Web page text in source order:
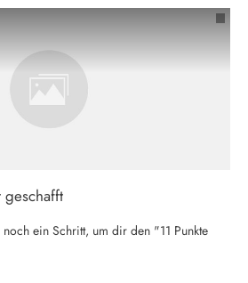
geschafft
noch ein Schritt, um dir den "11 Punkte